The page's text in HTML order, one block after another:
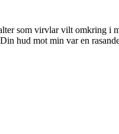
som virvlar vilt omkring i
hud mot min var en